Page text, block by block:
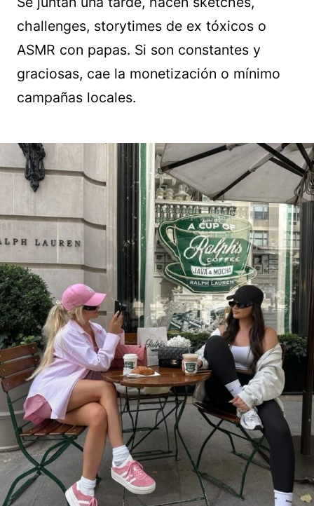
challenges, storytimes de ex tóxicos o
ASMR con papas. Si son constantes y
graciosas, cae la monetización o mínimo
campañas locales.